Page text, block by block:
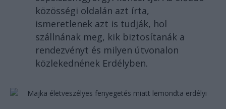
közösségi oldalán azt írta,
ismeretlenek azt is tudják, hol
szállnának meg, kik biztosítanák a
rendezvényt és milyen útvonalon
közlekednének Erdélyben.